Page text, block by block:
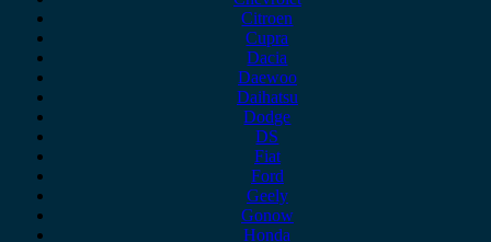
Citroen
Cupra
Dacia
Daewoo
Daihatsu
Dodge
DS
Fiat
Ford
Geely
Gonow
Honda